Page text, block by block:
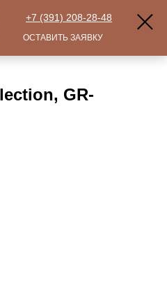
GR-
+7 (391) 208-28-48
ОСТАВИТЬ ЗАЯВКУ